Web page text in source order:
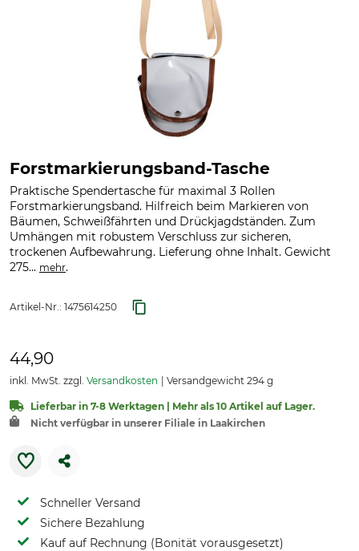
Forstmarkierungsband-Tasche
Praktische Spendertasche für maximal 3 Rollen
Forstmarkierungsband. Hilfreich beim Markieren von
Bäumen, Schweißfährten und Drückjagdständen. Zum
Umhängen mit robustem Verschluss zur sicheren,
trockenen Aufbewahrung. Lieferung ohne Inhalt. Gewicht
275... mehr.
Artikel-Nr.: 1475614250
44,90
inkl. MwSt. zzgl. Versandkosten Versandgewicht 294 g
Lieferbar in 7-8 Werktagen | Mehr als 10 Artikel auf Lager.
Nicht verfügbar in unserer Filiale in Laakirchen
Schneller Versand
Sichere Bezahlung
Kauf auf Rechnung (Bonität vorausgesetzt)